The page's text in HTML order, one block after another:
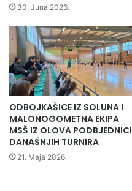
t
o
r
a
č
k
e
p
o
30. Juna 2026.
ODBOJKAŠICE IZ SOLUNA I
MALONOGOMETNA EKIPA
MSŠ IZ OLOVA PODBJEDNICI
DANAŠNJIH TURNIRA
21. Maja 2026.